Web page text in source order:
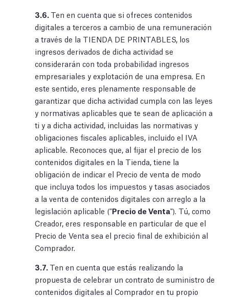
3.6. Ten en cuenta que si ofreces contenidos
digitales a terceros a cambio de una remuneración
a través de la TIENDA DE PRINTABLES, los
ingresos derivados de dicha actividad se
considerarán con toda probabilidad ingresos
empresariales y explotación de una empresa. En
este sentido, eres plenamente responsable de
garantizar que dicha actividad cumpla con las leyes
y normativas aplicables que te sean de aplicación a
ti y a dicha actividad, incluidas las normativas y
obligaciones fiscales aplicables, incluido el IVA
aplicable. Reconoces que, al fijar el precio de los
contenidos digitales en la Tienda, tiene la
obligación de indicar el Precio de venta de modo
que incluya todos los impuestos y tasas asociados
a la venta de contenidos digitales con arreglo a la
legislación aplicable ("Precio de Venta"). Tú, como
Creador, eres responsable en particular de que el
Precio de Venta sea el precio final de exhibición al
Comprador.
3.7. Ten en cuenta que estás realizando la
propuesta de celebrar un contrato de suministro de
contenidos digitales al Comprador en tu propio